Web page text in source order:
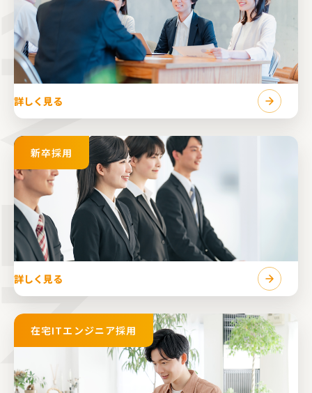
詳しく見る
新卒採用
詳しく見る
在宅ITエンジニア採用